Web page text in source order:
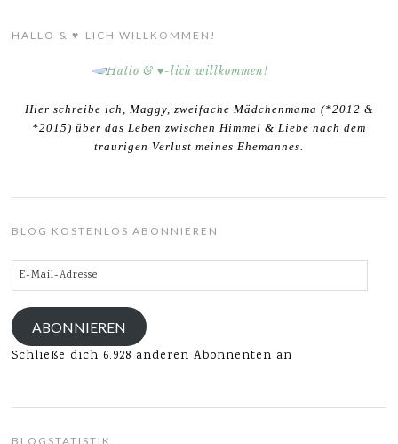
HALLO & ♥-LICH WILLKOMMEN!
Hier schreibe ich, Maggy, zweifache Mädchenmama (*2012 &
*2015) über das Leben zwischen Himmel & Liebe nach dem
traurigen Verlust meines Ehemannes.
BLOG KOSTENLOS ABONNIEREN
E-
Mail-
Adresse
ABONNIEREN
Schließe dich 6.928 anderen Abonnenten an
BLOGSTATISTIK